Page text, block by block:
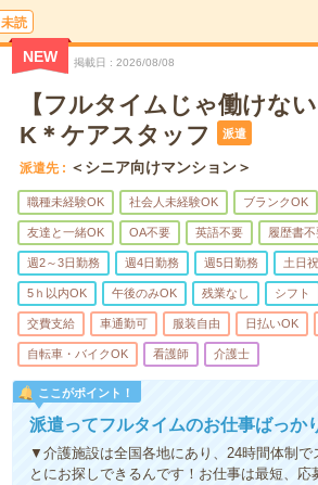
未読
NEW 掲載日 2026/08/08
【フルタイムじゃ働けな
K＊ケアスタッフ
派遣
派遣先 ＜シニア向けマンション＞
職種未経験OK 社会人未経験OK ブランクOK
友達と一緒OK OA不要 英語不要 履歴書不
週2～3日勤務 週4日勤務 週5日勤務 土日
5ｈ以内OK 午後のみOK 残業なし シフト
交費支給 車通勤可 服装自由 日払いOK
自転車・バイクOK 看護師 介護士
ここがポイント！
派遣ってフルタイムのお仕事ばっ
▼介護施設は全国各地にあり、24時間体制
とにお探しできるんです！お仕事は最短、